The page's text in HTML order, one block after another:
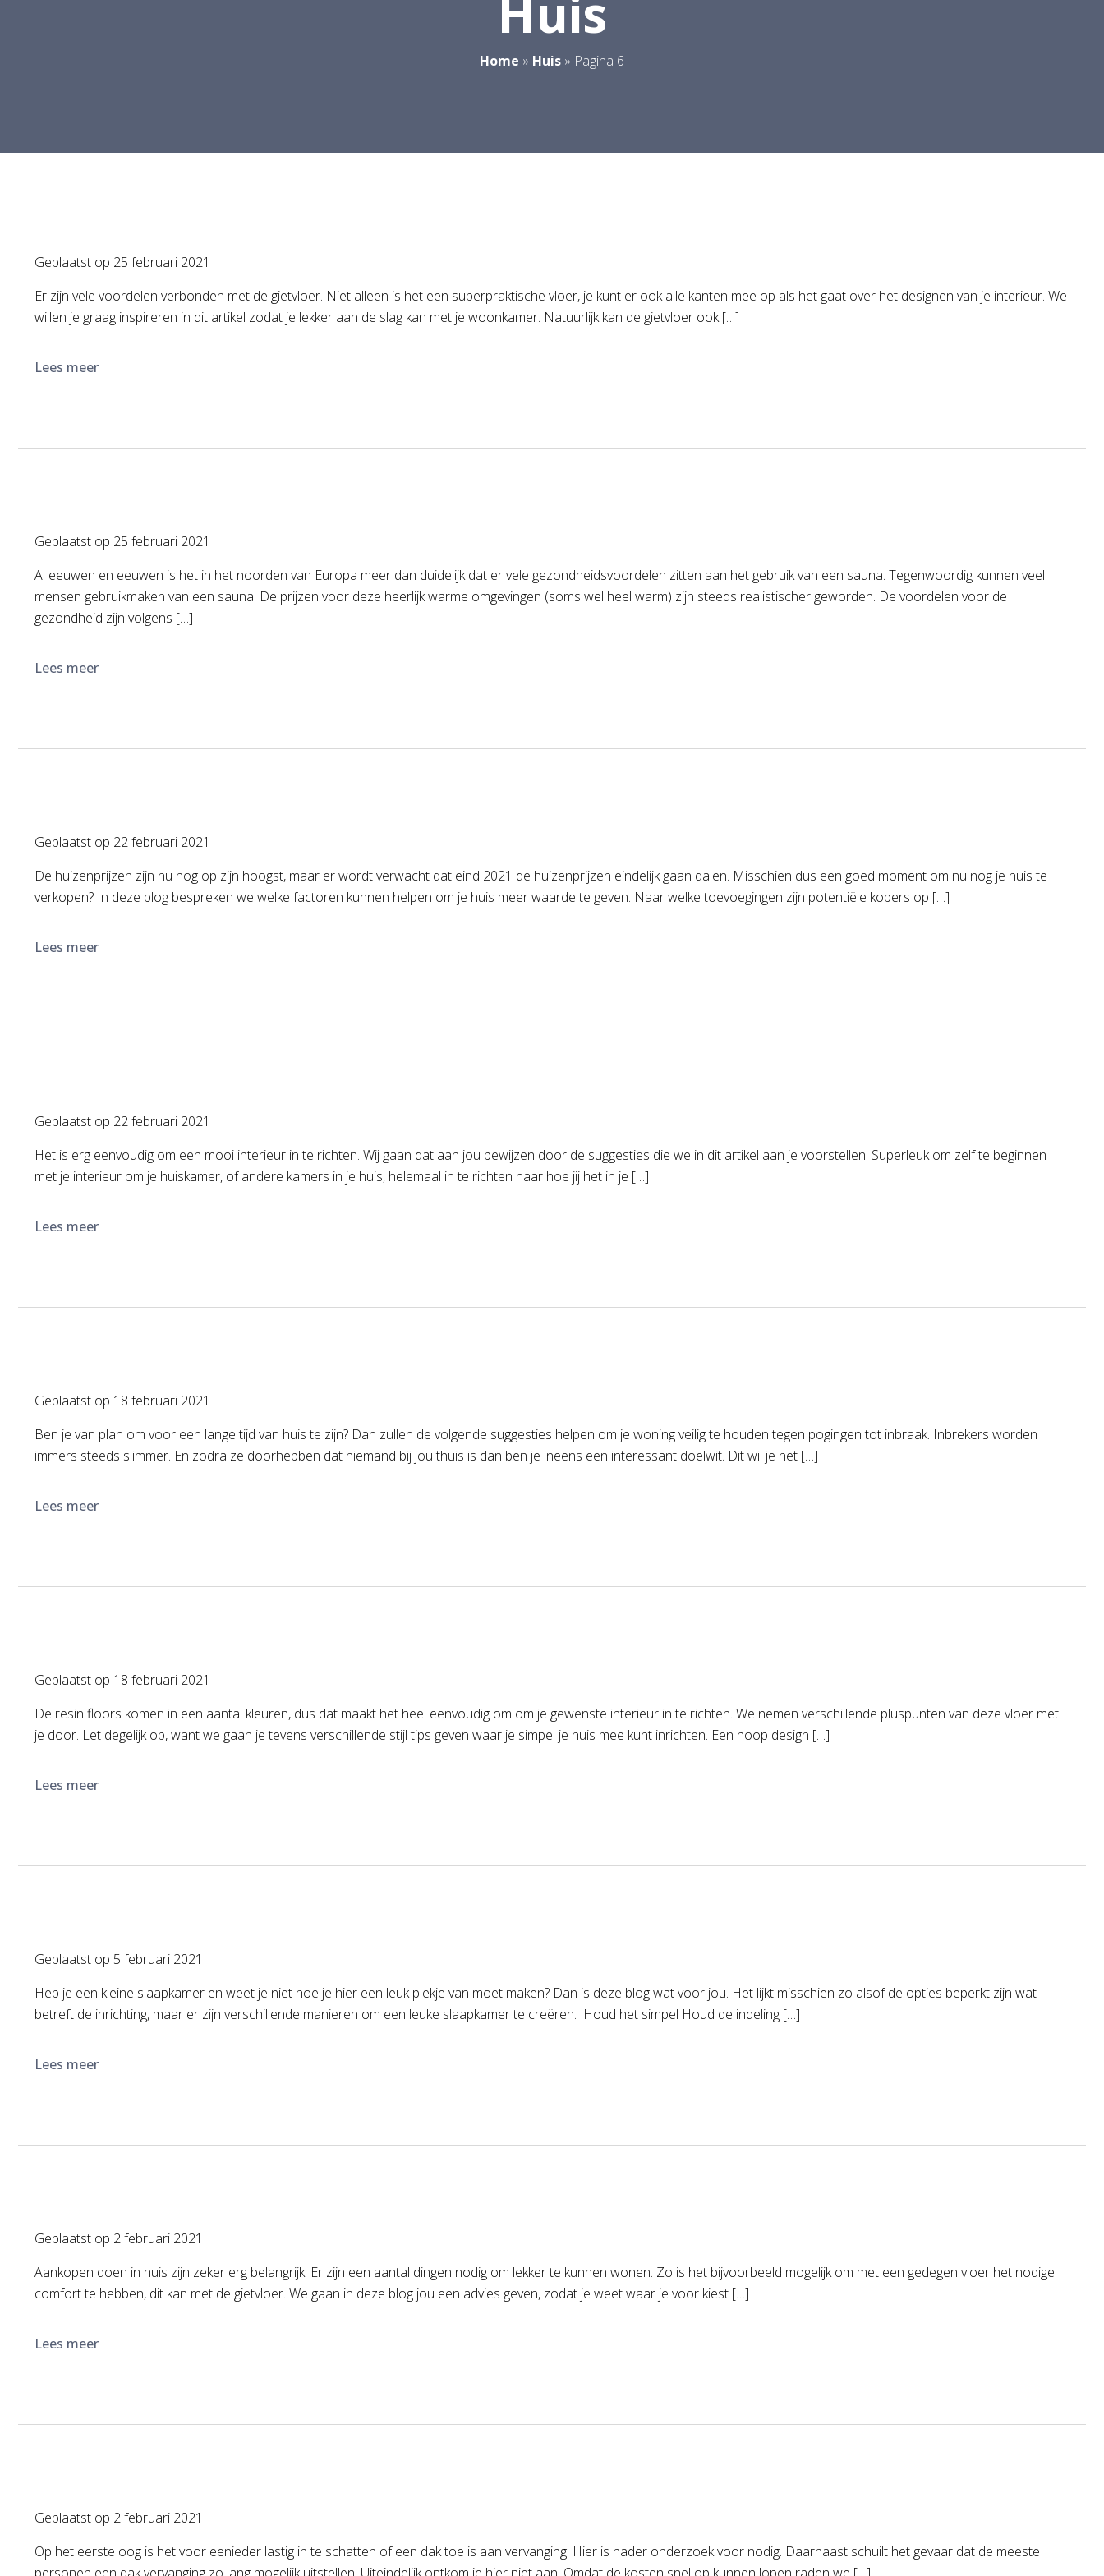
Huis
Home » Huis » Pagina 6
Geplaatst op 25 februari 2021
Er zijn vele voordelen verbonden met de gietvloer. Niet alleen is het een superpraktische vloer, je kunt er ook alle kanten mee op als het gaat over het designen van je interieur. We
willen je graag inspireren in dit artikel zodat je lekker aan de slag kan met je woonkamer. Natuurlijk kan de gietvloer ook […]
Lees meer
Geplaatst op 25 februari 2021
Al eeuwen en eeuwen is het in het noorden van Europa meer dan duidelijk dat er vele gezondheidsvoordelen zitten aan het gebruik van een sauna. Tegenwoordig kunnen veel
mensen gebruikmaken van een sauna. De prijzen voor deze heerlijk warme omgevingen (soms wel heel warm) zijn steeds realistischer geworden. De voordelen voor de
gezondheid zijn volgens […]
Lees meer
Geplaatst op 22 februari 2021
De huizenprijzen zijn nu nog op zijn hoogst, maar er wordt verwacht dat eind 2021 de huizenprijzen eindelijk gaan dalen. Misschien dus een goed moment om nu nog je huis te
verkopen? In deze blog bespreken we welke factoren kunnen helpen om je huis meer waarde te geven. Naar welke toevoegingen zijn potentiële kopers op […]
Lees meer
Geplaatst op 22 februari 2021
Het is erg eenvoudig om een mooi interieur in te richten. Wij gaan dat aan jou bewijzen door de suggesties die we in dit artikel aan je voorstellen. Superleuk om zelf te beginnen
met je interieur om je huiskamer, of andere kamers in je huis, helemaal in te richten naar hoe jij het in je […]
Lees meer
Geplaatst op 18 februari 2021
Ben je van plan om voor een lange tijd van huis te zijn? Dan zullen de volgende suggesties helpen om je woning veilig te houden tegen pogingen tot inbraak. Inbrekers worden
immers steeds slimmer. En zodra ze doorhebben dat niemand bij jou thuis is dan ben je ineens een interessant doelwit. Dit wil je het […]
Lees meer
Geplaatst op 18 februari 2021
De resin floors komen in een aantal kleuren, dus dat maakt het heel eenvoudig om om je gewenste interieur in te richten. We nemen verschillende pluspunten van deze vloer met
je door. Let degelijk op, want we gaan je tevens verschillende stijl tips geven waar je simpel je huis mee kunt inrichten. Een hoop design […]
Lees meer
Geplaatst op 5 februari 2021
Heb je een kleine slaapkamer en weet je niet hoe je hier een leuk plekje van moet maken? Dan is deze blog wat voor jou. Het lijkt misschien zo alsof de opties beperkt zijn wat
betreft de inrichting, maar er zijn verschillende manieren om een leuke slaapkamer te creëren. Houd het simpel Houd de indeling […]
Lees meer
Geplaatst op 2 februari 2021
Aankopen doen in huis zijn zeker erg belangrijk. Er zijn een aantal dingen nodig om lekker te kunnen wonen. Zo is het bijvoorbeeld mogelijk om met een gedegen vloer het nodige
comfort te hebben, dit kan met de gietvloer. We gaan in deze blog jou een advies geven, zodat je weet waar je voor kiest […]
Lees meer
Geplaatst op 2 februari 2021
Op het eerste oog is het voor eenieder lastig in te schatten of een dak toe is aan vervanging. Hier is nader onderzoek voor nodig. Daarnaast schuilt het gevaar dat de meeste